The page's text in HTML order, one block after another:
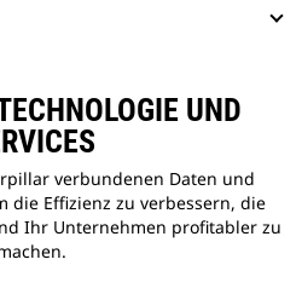
UND
verbundenen Daten und
die Effizienz zu verbessern, die
Ihr Unternehmen profitabler zu